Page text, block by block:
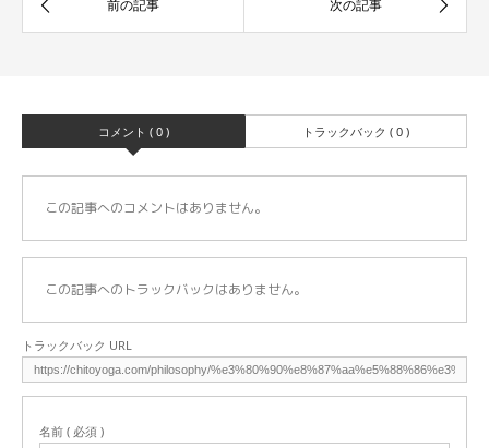
コメント ( 0 ) トラックバック ( 0 )
この記事へのコメントはありません。
この記事へのトラックバックはありません。
トラックバック URL
名前 ( 必須 )